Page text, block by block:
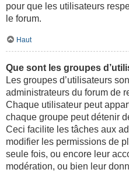
pour que les utilisateurs
le forum.
Haut
Que sont les groupes
Les groupes d’utilisateurs
administrateurs du forum de
Chaque utilisateur peut
chaque groupe peut détenir
Ceci facilite les tâches aux
modifier les permissions de
seule fois, ou encore leur
modération, ou bien leur